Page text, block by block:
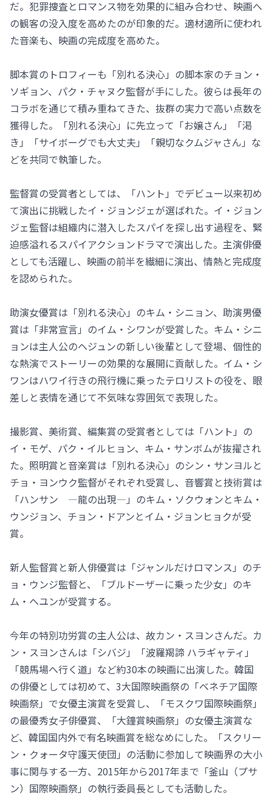
だ。犯罪捜査とロマンス物を効果的に組み合わせ、映画へ
の観客の没入度を高めたのが印象的だ。適材適所に使われ
た音楽も、映画の完成度を高めた。
脚本賞のトロフィーも「別れる決心」の脚本家のチョン・
ソギョン、パク・チャヌク監督が手にした。彼らは長年の
コラボを通じて積み重ねてきた、抜群の実力で高い点数を
獲得した。「別れる決心」に先立って「お嬢さん」「渇
き」「サイボーグでも大丈夫」「親切なクムジャさん」な
どを共同で執筆した。
監督賞の受賞者としては、「ハント」でデビュー以来初め
て演出に挑戦したイ・ジョンジェが選ばれた。イ・ジョン
ジェ監督は組織内に潜入したスパイを探し出す過程を、緊
迫感溢れるスパイアクションドラマで演出した。主演俳優
としても活躍し、映画の前半を繊細に演出、情熱と完成度
を認められた。
助演女優賞は「別れる決心」のキム・シニョン、助演男優
賞は「非常宣言」のイム・シワンが受賞した。キム・シニ
ョンは主人公のヘジュンの新しい後輩として登場、個性的
な熱演でストーリーの効果的な展開に貢献した。イム・シ
ワンはハワイ行きの飛行機に乗ったテロリストの役を、眼
差しと表情を通じて不気味な雰囲気で表現した。
撮影賞、美術賞、編集賞の受賞者としては「ハント」の
イ・モゲ、パク・イルヒョン、キム・サンボムが抜擢され
た。照明賞と音楽賞は「別れる決心」のシン・サンヨルと
チョ・ヨンウク監督がそれぞれ受賞し、音響賞と技術賞は
「ハンサン ―龍の出現―」のキム・ソクウォンとキム・
ウンジョン、チョン・ドアンとイム・ジョンヒョクが受
賞。
新人監督賞と新人俳優賞は「ジャンルだけロマンス」のチ
ョ・ウンジ監督と、「ブルドーザーに乗った少女」のキ
ム・ヘユンが受賞する。
今年の特別功労賞の主人公は、故カン・スヨンさんだ。カ
ン・スヨンさんは「シバジ」「波羅羯諦 ハラギャティ」
「競馬場へ行く道」など約30本の映画に出演した。韓国
の俳優としては初めて、3大国際映画祭の「ベネチア国際
映画祭」で女優主演賞を受賞し、「モスクワ国際映画祭」
の最優秀女子俳優賞、「大鐘賞映画祭」の女優主演賞な
ど、韓国国内外で有名映画賞を総なめにした。「スクリー
ン・クォータ守護天使団」の活動に参加して映画界の大小
事に関与する一方、2015年から2017年まで「釜山（プサ
ン）国際映画祭」の執行委員長としても活動した。